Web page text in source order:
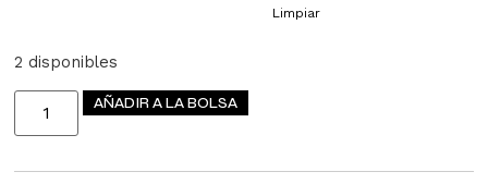
Limpiar
2 disponibles
AÑADIR A LA BOLSA